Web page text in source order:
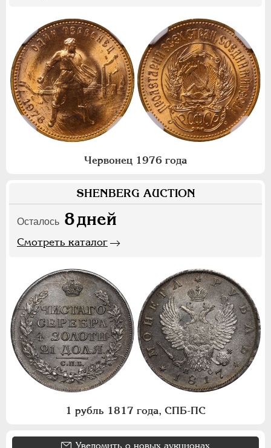
Червонец 1976 года
SHENBERG AUCTION
Осталось 8дней
Смотреть каталог
1 рубль 1817 года, СПБ-ПС
Уведомить о новых аукционах